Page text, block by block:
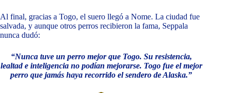
Al final, gracias a Togo, el suero llegó a Nome. La ciudad fue
salvada, y aunque otros perros recibieron la fama, Seppala
nunca dudó:
“Nunca tuve un perro mejor que Togo. Su resistencia,
lealtad e inteligencia no podían mejorarse. Togo fue el mejor
perro que jamás haya recorrido el sendero de Alaska.”